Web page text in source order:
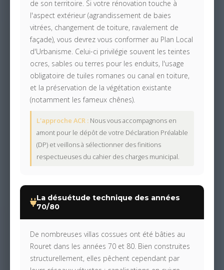
de son territoire. Si votre rénovation touche à
l'aspect extérieur (agrandissement de baies
vitrées, changement de toiture, ravalement de
façade), vous devrez vous conformer au Plan Local
d'Urbanisme. Celui-ci privilégie souvent les teintes
ocres, sables ou terres pour les enduits, l'usage
obligatoire de tuiles romanes ou canal en toiture,
et la préservation de la végétation existante
(notamment les fameux chênes).
L'approche ACR : Nous vous accompagnons en
amont pour le dépôt de votre Déclaration Préalable
(DP) et veillons à sélectionner des finitions
respectueuses du cahier des charges municipal.
La désuétude technique des années
70/80
De nombreuses villas cossues ont été bâties au
Rouret dans les années 70 et 80. Bien construites
structurellement, elles pêchent cependant par